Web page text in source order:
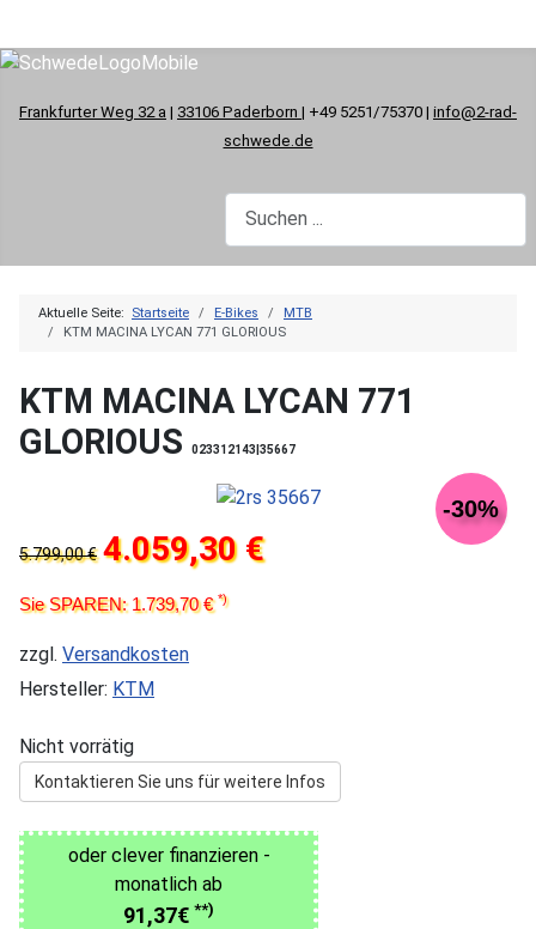
Frankfurter Weg 32 a | 33106 Paderborn | +49 5251/75370 | info@2-rad-
schwede.de
Aktuelle Seite: Startseite E-Bikes
MTB
KTM MACINA LYCAN 771 GLORIOUS
KTM MACINA LYCAN 771
GLORIOUS
023312143|35667
-30%
5.799,00 € 4.059,30 €
Sie SPAREN: 1.739,70 €*)
zzgl. Versandkosten
Hersteller: KTM
Nicht vorrätig
Kontaktieren Sie uns für weitere Infos
oder clever finanzieren -
monatlich ab
91,37€ **)